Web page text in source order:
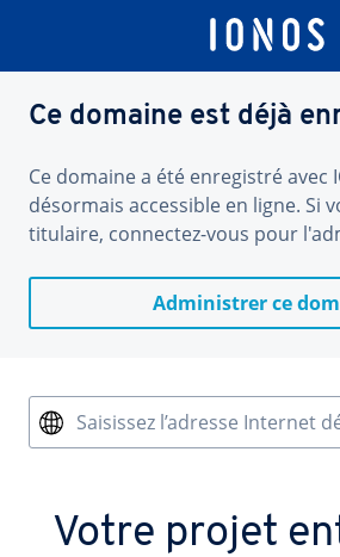
Ce domaine est déjà
Ce domaine a été enregistré avec
désormais accessible en ligne. Si
titulaire, connectez-vous pour
Administrer ce
Saisissez l’adresse Internet
Votre projet